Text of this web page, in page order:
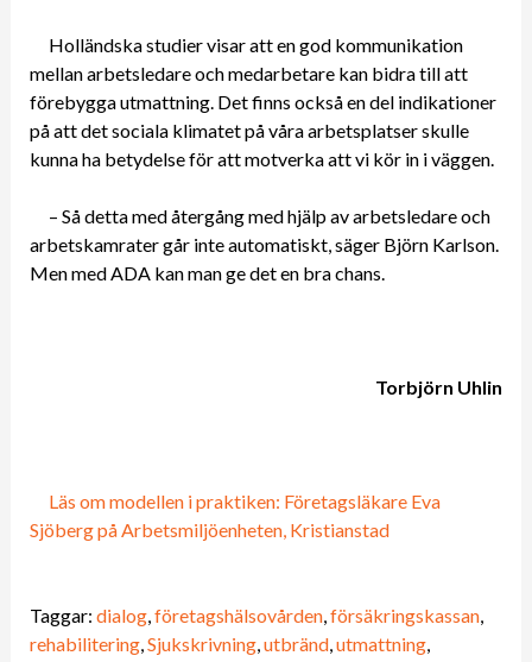
Holländska studier visar att en god kommunikation
mellan arbetsledare och medarbetare kan bidra till att
förebygga utmattning. Det finns också en del indikationer
på att det sociala klimatet på våra arbetsplatser skulle
kunna ha betydelse för att motverka att vi kör in i väggen.
– Så detta med återgång med hjälp av arbetsledare och
arbetskamrater går inte automatiskt, säger Björn Karlson.
Men med ADA kan man ge det en bra chans.
Torbjörn Uhlin
Läs om modellen i praktiken: Företagsläkare Eva
Sjöberg på Arbetsmiljöenheten, Kristianstad
Taggar: dialog,företagshälsovården,försäkringskassan,
rehabilitering,Sjukskrivning,utbränd,utmattning,